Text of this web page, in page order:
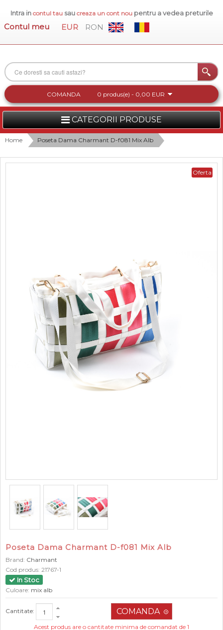
Intra in contul tausau creaza un cont nou pentru a vedea preturile
Contul meu EUR RON
COMANDA 0 produs(e) - 0,00 EUR
CATEGORII PRODUSE
FEMEI
BARBATI
INFORMATII
Home Poseta Dama Charmant D-f081 Mix Alb
Oferta
Poseta Dama Charmant D-f081 Mix Alb
Brand: Charmant
Cod produs: 21767-1
In Stoc
Culoare: mix alb
Cantitate:
Acest produs are o cantitate minima de comandat de 1